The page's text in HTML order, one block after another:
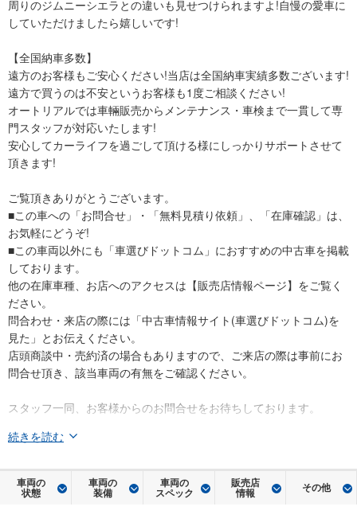
周りのジムニーシエラとの違いも見せつけられますよ!自慢の愛車に
していただけましたら嬉しいです!
【全国納車多数】
遠方のお客様もご安心ください!当店は全国納車実績多数ございます!
遠方で買うのは不安というお客様も1度ご相談ください!
オートリアルでは車輛販売からメンテナンス・車検まで一貫して専
門スタッフが対応いたします!
安心してカーライフを過ごして頂ける様にしっかりサポートさせて
頂きます!
ご覧頂きありがとうございます。
■この車への「お問合せ」・「無料見積り依頼」、「在庫確認」は、
お気軽にどうぞ!
■この車両以外にも「車選びドットコム」におすすめの中古車を掲載
しております。
他の在庫車種、お店へのアクセスは【販売店情報ページ】をご覧く
ださい。
問合わせ・来店の際には「中古車情報サイト(車選びドットコム)を
見た」とお伝えください。
店頭商談中・売約済の場合もありますので、ご来店の際は事前にお
問合せ頂き、該当車両の有無をご確認ください。
スタッフ一同、お客様からのお問合せをお待ちしております。
続きを読む
車両の
状態
車両の
装備
車両の
スペック
販売店
情報 その他